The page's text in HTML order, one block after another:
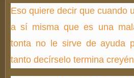
Eso quiere decir que cuando
a sí misma que es una
tonta no le sirve de ayuda
tanto decírselo termina